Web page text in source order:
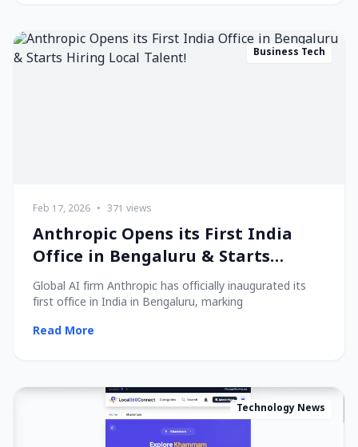
Business Tech
Feb 17, 2026 • 371 views
Anthropic Opens its First India
Office in Bengaluru & Starts
Hiring Local Talent!
Global AI firm Anthropic has officially inaugurated its
first office in India in Bengaluru, marking
Read More
Technology News